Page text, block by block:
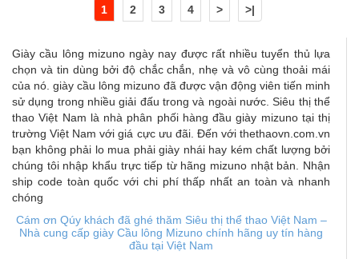
1 2 3 4 > >|
Giày cầu lông mizuno ngày nay được rất nhiều tuyển thủ lựa
chọn và tin dùng bởi độ chắc chắn, nhẹ và vô cùng thoải mái
của nó. giày cầu lông mizuno đã được vận động viên tiến minh
sử dụng trong nhiều giải đấu trong và ngoài nước. Siêu thị thể
thao Việt Nam là nhà phân phối hàng đầu giày mizuno tại thị
trường Việt Nam với giá cực ưu đãi. Đến với thethaovn.com.vn
bạn không phải lo mua phải giày nhái hay kém chất lượng bởi
chúng tôi nhập khẩu trực tiếp từ hãng mizuno nhật bản. Nhận
ship code toàn quốc với chi phí thấp nhất an toàn và nhanh
chóng
Cám ơn Qúy khách đã ghé thăm Siêu thị thể thao Việt Nam –
Nhà cung cấp giày Cầu lông Mizuno chính hãng uy tín hàng
đầu tại Việt Nam